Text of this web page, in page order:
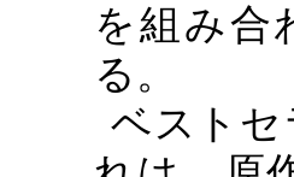
を組み合
る。
ベスト